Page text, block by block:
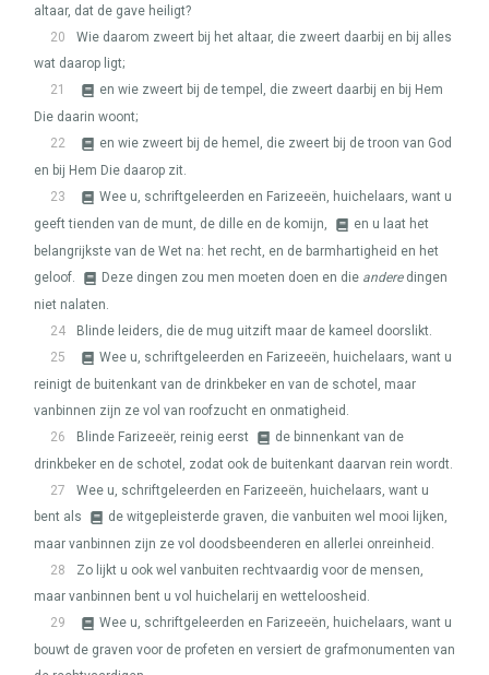
altaar, dat de gave heiligt?
20
Wie daarom zweert bij het altaar, die zweert daarbij en bij alles
wat daarop ligt;
21
en wie zweert bij de tempel, die zweert daarbij en bij Hem
Die daarin woont;
22
en wie zweert bij de hemel, die zweert bij de troon van God
en bij Hem Die daarop zit.
23
Wee u, schriftgeleerden en Farizeeën, huichelaars, want u
geeft tienden van de munt, de dille en de komijn,
en u laat het
belangrijkste van de Wet na: het recht, en de barmhartigheid en het
geloof.
Deze dingen zou men moeten doen en die anderedingen
niet nalaten.
24
Blinde leiders, die de mug uitzift maar de kameel doorslikt.
25
Wee u, schriftgeleerden en Farizeeën, huichelaars, want u
reinigt de buitenkant van de drinkbeker en van de schotel, maar
vanbinnen zijn ze vol van roofzucht en onmatigheid.
26
Blinde Farizeeër, reinig eerst
de binnenkant van de
drinkbeker en de schotel, zodat ook de buitenkant daarvan rein wordt.
27
Wee u, schriftgeleerden en Farizeeën, huichelaars, want u
bent als
de witgepleisterde graven, die vanbuiten wel mooi lijken,
maar vanbinnen zijn ze vol doodsbeenderen en allerlei onreinheid.
28
Zo lijkt u ook wel vanbuiten rechtvaardig voor de mensen,
maar vanbinnen bent u vol huichelarij en wetteloosheid.
29
Wee u, schriftgeleerden en Farizeeën, huichelaars, want u
bouwt de graven voor de profeten en versiert de grafmonumenten van